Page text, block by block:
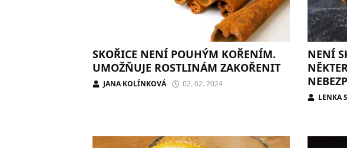
SKOŘICE NENÍ POUHÝM KOŘENÍM.
UMOŽŇUJE ROSTLINÁM ZAKOŘENIT
JANA KOLÍNKOVÁ 02. 02. 2024
NENÍ
LENKA